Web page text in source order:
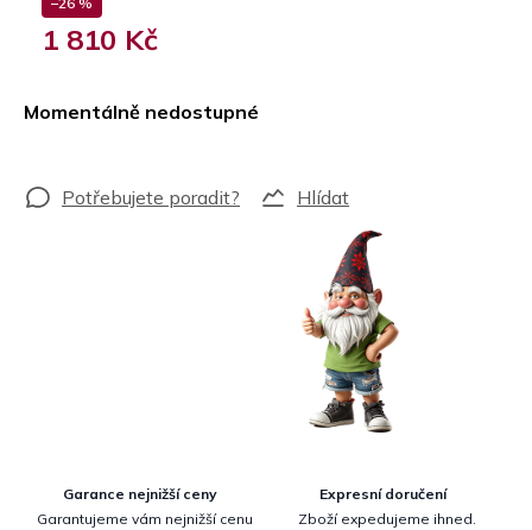
1 810 Kč
Momentálně nedostupné
Hlídat
Garance nejnižší ceny
Garantujeme vám nejnižší cenu
Expresní doručení
Zboží expedujeme ihned.